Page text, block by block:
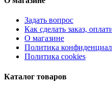
Задать вопрос
Как сделать заказ,
О магазине
Политика
Политика cookies
Каталог товаров